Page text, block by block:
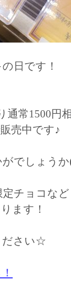
日です！
通常1500円
売中です♪
でしょう
定チョコな
ます！
ださい☆